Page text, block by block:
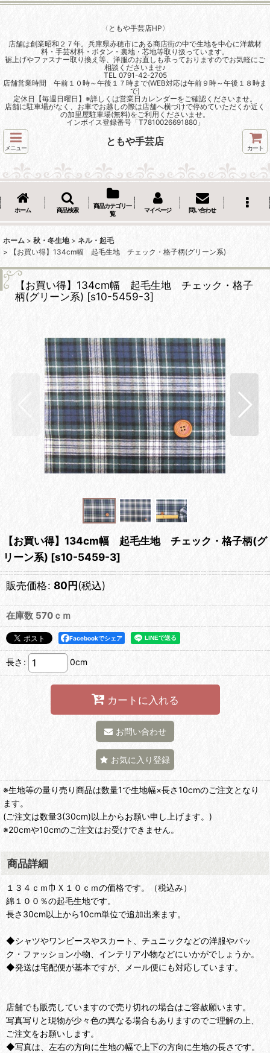
〈ともや手芸店HP〉
店舗は創業昭和２７年。兵庫県赤穂市にある商店街の中で生地を中心に洋裁材
料・手芸材料・ボタン・裏地・芯地等取り扱っています。
裾上げやファスナー取り換え等、洋服のお直しも承っておりますのでお気軽にご
相談くださいませ♪
TEL 0791-42-2705
店舗営業時間 午前１０時～午後１７時まで(WEB対応は午前９時～午後１８時ま
で)
定休日【毎週日曜日】※詳しくは営業日カレンダーをご確認くださいませ。
店舗に駐車場がなく、お車でお越しの際は店舗へ横づけで停めていただくか近く
の加里屋駐車場(無料)をご利用くださいませ。
インボイス登録番号「T7810026691880」
メニュー
ともや手芸店
カート
ホーム 商品検索
商品カテゴリ一
覧
マイページ 問い合わせ
ホーム > 秋・冬生地 > ネル・起毛
>
【お買い得】134cm幅 起毛生地 チェック・格子柄(グリーン系)
【お買い得】134cm幅 起毛生地 チェック・格子
柄(グリーン系) [s10-5459-3]
【お買い得】134cm幅 起毛生地 チェック・格子柄(グ
リーン系) [s10-5459-3]
販売価格: 80円(税込)
在庫数 570ｃｍ
Facebookでシェア
長さ : 0cm
カートに入れる
お問い合わせ
お気に入り登録
※生地等の量り売り商品は数量1で生地幅×長さ10cmのご注文となり
ます。
(ご注文は数量3(30cm)以上からお願い申し上げます。)
※20cmや10cmのご注文はお受けできません。
商品詳細
１３４ｃｍ巾Ｘ１０ｃｍの価格です。（税込み）
綿１００％の起毛生地です。
長さ30cm以上から10cm単位で追加出来ます。
◆シャツやワンピースやスカート、チュニックなどの洋服やバッ
ク・ファッション小物、インテリア小物などにいかがでしょうか。
◆発送は宅配便が基本ですが、メール便にも対応しています。
店舗でも販売していますので売り切れの場合はご容赦願います。
写真写りと現物が少々色の異なる場合もありますのでご理解の上、
ご注文をお願いします。
◆写真は、左右の方向に生地の幅で上下の方向に生地の長さです。